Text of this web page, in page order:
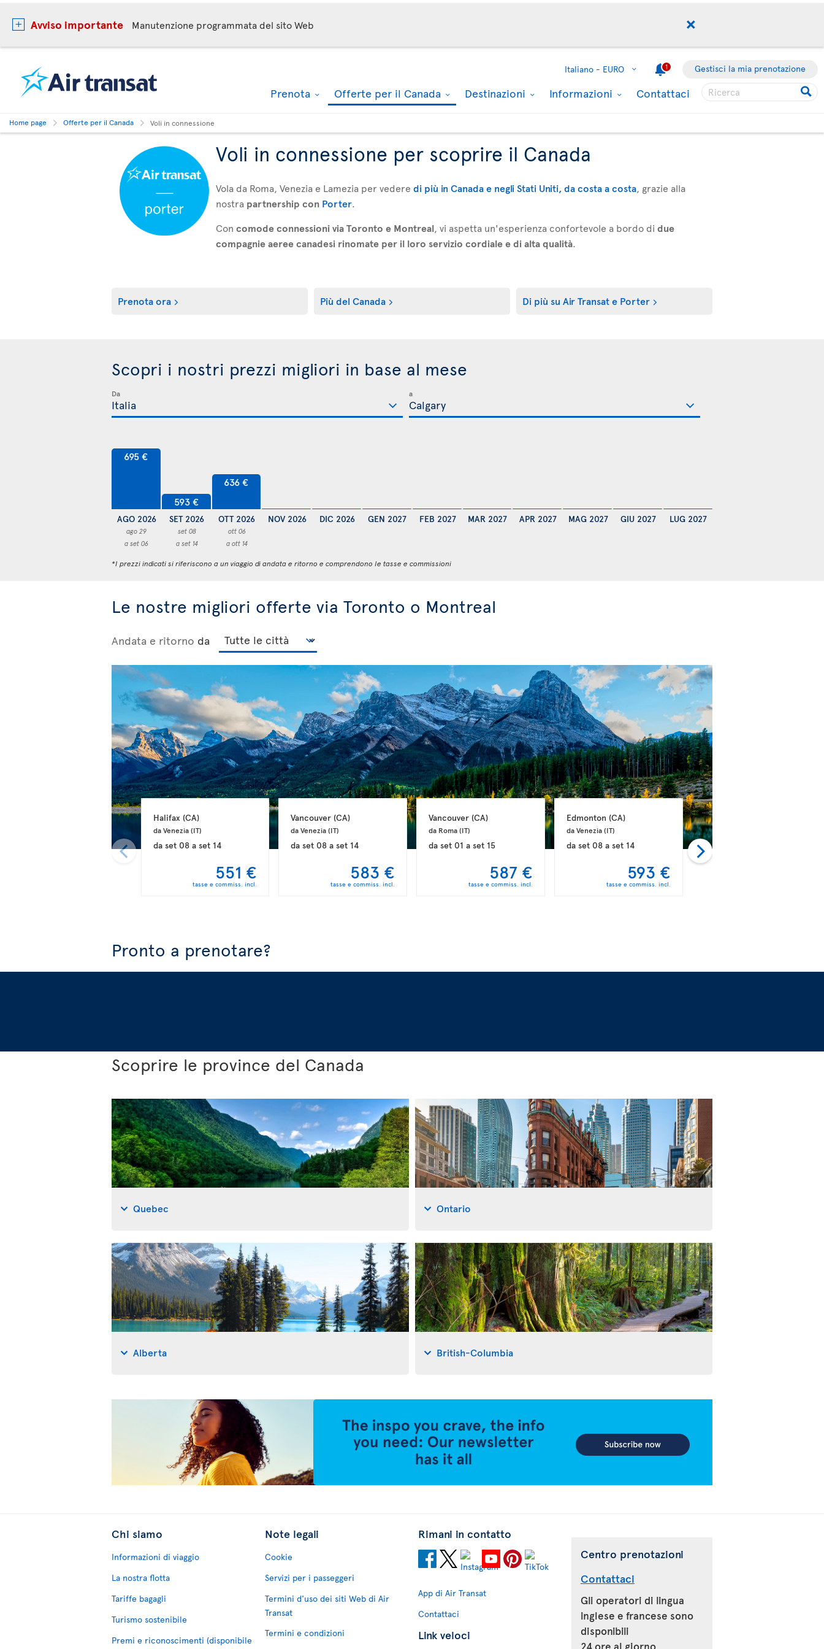
Avviso importante Manutenzione programmata del sito Web
Italiano - EURO 1 Gestisci la mia prenotazione
Prenota Offerte per il Canada Destinazioni Informazioni Contattaci
Home page Offerte per il Canada Voli in connessione
Voli in connessione per scoprire il Canada
Vola da Roma, Venezia e Lamezia per vedere di più in Canada e negli Stati Uniti, da costa a costa, grazie alla
nostra partnership con Porter.
Con comode connessioni via Toronto e Montreal, vi aspetta un'esperienza confortevole a bordo di due
compagnie aeree canadesi rinomate per il loro servizio cordiale e di alta qualità.
Prenota ora Più del Canada Di più su Air Transat e Porter
Scopri i nostri prezzi migliori in base al mese
Da a
695 €
AGO 2026
ago 29
a set 06
593 €
SET 2026
set 08
a set 14
636 €
OTT 2026
ott 06
a ott 14
NOV 2026 DIC 2026 GEN 2027 FEB 2027 MAR 2027 APR 2027 MAG 2027 GIU 2027 LUG 2027
*I prezzi indicati si riferiscono a un viaggio di andata e ritorno e comprendono le tasse e commissioni
Le nostre migliori offerte via Toronto o Montreal
Andata e ritorno da
Halifax (CA)
da Venezia (IT)
da set 08a set 14
551 €
tasse e commiss. incl.
Vancouver (CA)
da Venezia (IT)
daset 08 aset 14
583 €
tasse e commiss. incl.
Vancouver (CA)
da Roma (IT)
daset 01 aset 15
587 €
tasse e commiss. incl.
Edmonton (CA)
da Venezia (IT)
daset 08 aset 14
593 €
tasse e commiss. incl.
Edmonton
da Roma
da
Pronto a prenotare?
Scoprire le province del Canada
Quebec Ontario
Alberta British-Columbia
Chi siamo
Informazioni di viaggio
La nostra flotta
Tariffe bagagli
Turismo sostenibile
Premi e riconoscimenti (disponibile
Note legali
Cookie
Servizi per i passeggeri
Termini d'uso dei siti Web di Air
Transat
Termini e condizioni
Rimani in contatto
App di Air Transat
Contattaci
Link veloci
Centro prenotazioni
Contattaci
Gli operatori di lingua
inglese e francese sono
disponibili
24 ore al giorno